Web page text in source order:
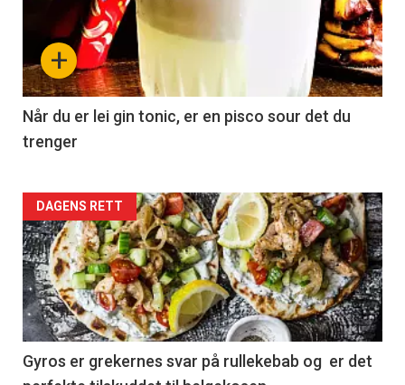
+
Når du er lei gin tonic, er en pisco sour det du
trenger
Forsiden
akkurat
nå
-
2
DAGENS RETT
Gyros er grekernes svar på rullekebab og er det